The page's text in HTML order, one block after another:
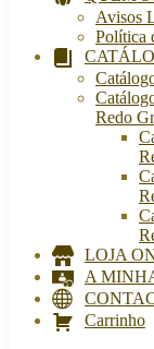
Avisos
Política
Redo
LOJA
A
Carrinho